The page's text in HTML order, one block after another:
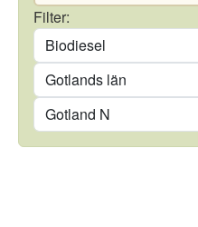
Filter:
Län
Kommun